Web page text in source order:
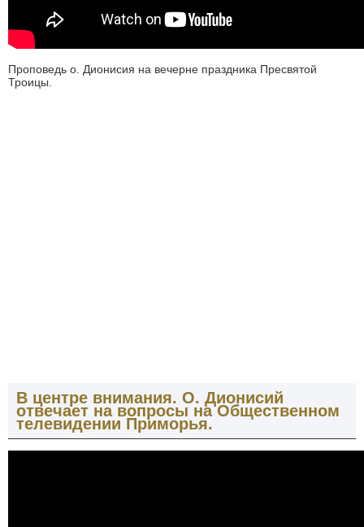
Проповедь о. Дионисия на вечерне праздника Пресвятой
Троицы.
В центре внимания. О. Дионисий
отвечает на вопросы на Общественном
телевидении Приморья.